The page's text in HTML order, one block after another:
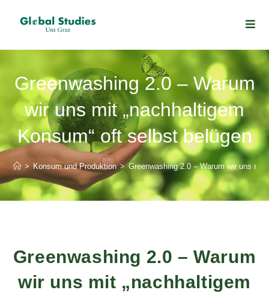
Greenwashing 2.0 – Warum
wir uns mit „nachhaltigem
Konsum“ oft selbst belügen
> Konsum und Produktion > Greenwashing 2.0 – Warum wir uns mit
Greenwashing 2.0 – Warum
wir uns mit „nachhaltigem